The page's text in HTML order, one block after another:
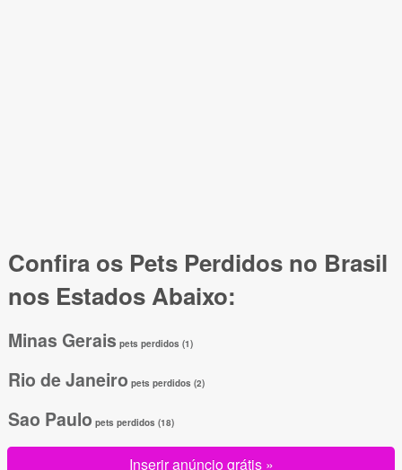
Confira os Pets Perdidos no Brasil
nos Estados Abaixo:
Minas Gerais pets perdidos (1)
Rio de Janeiro pets perdidos (2)
Sao Paulo pets perdidos (18)
Inserir anúncio grátis »